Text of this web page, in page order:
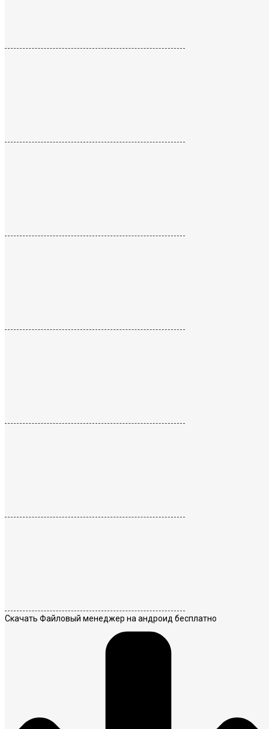
Скачать Файловый менеджер на андроид бесплатно